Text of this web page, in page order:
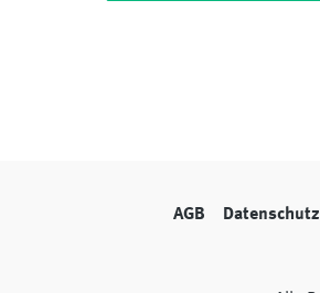
AGB Datenschutz